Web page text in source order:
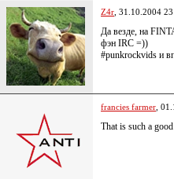
Z4r , 31.10.2004
Да везде, на
фэн IRC =))
#punkrockvids и
francies farmer ,
That is such a